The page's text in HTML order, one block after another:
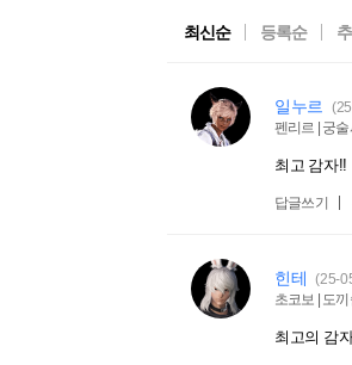
최신순 등록순
일누르
펜리르 | 궁술
최고 감자!!
답글쓰기
힌테 (25-
초코보 | 도끼
최고의 감